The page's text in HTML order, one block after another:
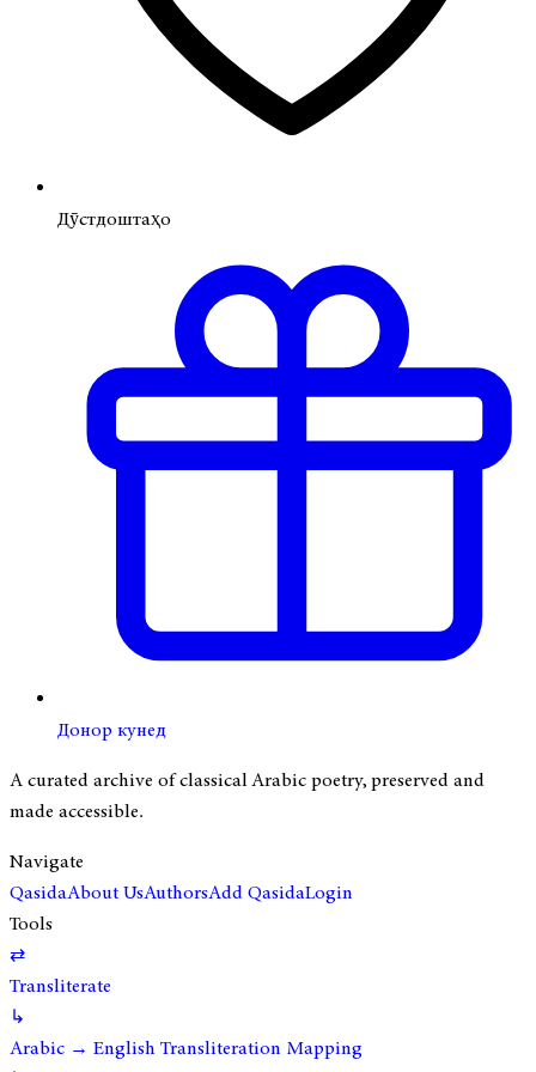
Дӯстдоштаҳо
Донор кунед
A curated archive of classical Arabic poetry, preserved and
made accessible.
Navigate
QasidaAbout UsAuthorsAdd QasidaLogin
Tools
⇄
Transliterate
↳
Arabic → English Transliteration Mapping